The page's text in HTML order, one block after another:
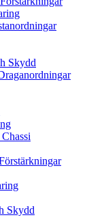
Skydd
Skydd